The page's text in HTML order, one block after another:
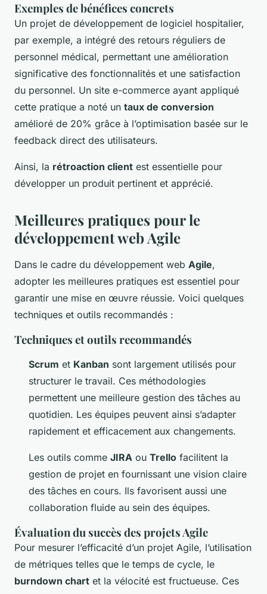
Exemples de bénéfices concrets
Un projet de développement de logiciel hospitalier,
par exemple, a intégré des retours réguliers de
personnel médical, permettant une amélioration
significative des fonctionnalités et une satisfaction
du personnel. Un site e-commerce ayant appliqué
cette pratique a noté un taux de conversion
amélioré de 20% grâce à l’optimisation basée sur le
feedback direct des utilisateurs.
Ainsi, la rétroaction client est essentielle pour
développer un produit pertinent et apprécié.
Meilleures pratiques pour le
développement web Agile
Dans le cadre du développement web Agile,
adopter les meilleures pratiques est essentiel pour
garantir une mise en œuvre réussie. Voici quelques
techniques et outils recommandés :
Techniques et outils recommandés
Scrum et Kanban sont largement utilisés pour
structurer le travail. Ces méthodologies
permettent une meilleure gestion des tâches au
quotidien. Les équipes peuvent ainsi s’adapter
rapidement et efficacement aux changements.
Les outils comme JIRA ou Trello facilitent la
gestion de projet en fournissant une vision claire
des tâches en cours. Ils favorisent aussi une
collaboration fluide au sein des équipes.
Évaluation du succès des projets Agile
Pour mesurer l’efficacité d’un projet Agile, l’utilisation
de métriques telles que le temps de cycle, le
burndown chart et la vélocité est fructueuse. Ces